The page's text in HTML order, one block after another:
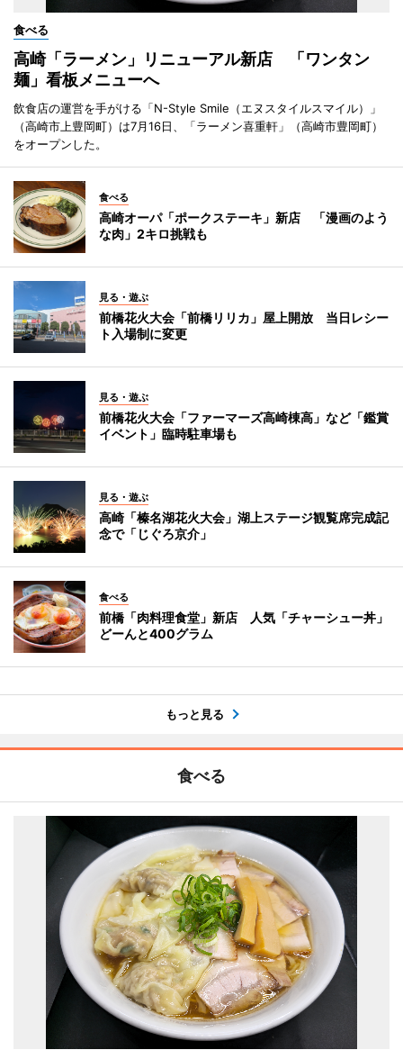
食べる
高崎「ラーメン」リニューアル新店 「ワンタン
麺」看板メニューへ
飲食店の運営を手がける「N-Style Smile（エヌスタイルスマイル）」
（高崎市上豊岡町）は7月16日、「ラーメン喜重軒」（高崎市豊岡町）
をオープンした。
食べる
高崎オーパ「ポークステーキ」新店 「漫画のよう
な肉」2キロ挑戦も
見る・遊ぶ
前橋花火大会「前橋リリカ」屋上開放 当日レシー
ト入場制に変更
見る・遊ぶ
前橋花火大会「ファーマーズ高崎棟高」など「鑑賞
イベント」臨時駐車場も
見る・遊ぶ
高崎「榛名湖花火大会」湖上ステージ観覧席完成記
念で「じぐろ京介」
食べる
前橋「肉料理食堂」新店 人気「チャーシュー丼」
どーんと400グラム
もっと見る
食べる